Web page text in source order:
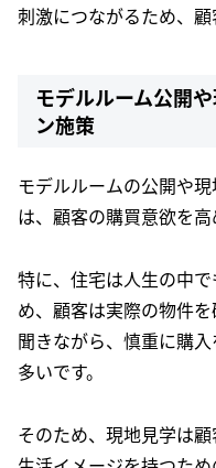
刺激につながるため、顧
モデルルーム公開
ン施策
モデルルームの公開や
は、顧客の購買意欲を高
特に、住宅は人生の中
め、顧客は実際の物件
聞きながら、慎重に購
多いです。
そのため、現地見学は